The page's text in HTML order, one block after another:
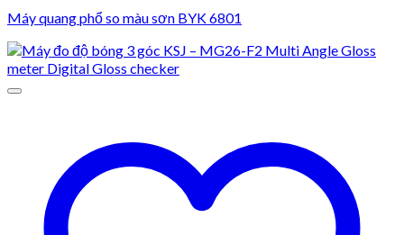
Máy quang phổ so màu sơn BYK 6801